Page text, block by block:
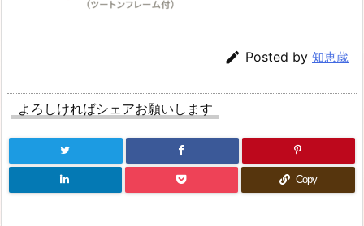
 Posted by 知恵蔵
よろしければシェアお願いします
Copy